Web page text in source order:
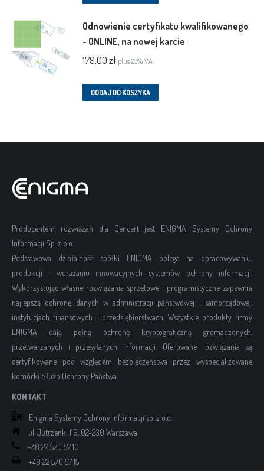
Odnowienie certyfikatu kwalifikowanego
- ONLINE, na nowej karcie
179,00zł plus 23% VAT
DODAJ DO KOSZYKA
Producentem rozwiązań dla Cencert jest ENIGMA Systemy Ochrony
Informacji Sp. z o.o.
Podstawowa działalność spółki ENIGMA polega na opracowywaniu,
produkcji i wdrażaniu innowacyjnych systemów ochrony informacji.
Wykorzystując własne rozwiązania sprzętowe i programistyczne zapewnia
najlepszą ochronę danych w administracji państwowej i samorządowej,
instytucjach finansowych i przedsiębiorstwach. Wszystkie produkty firmy
ENIGMA dają pełną ochronę kryptograficzną gromadzonych,
przetwarzanych i przesyłanych informacji. Oferowane rozwiązania są
certyfikowane pod względem bezpieczeństwa przez wyspecjalizowane
komórki Służb Ochrony Państwa.
KONTAKT
Enigma Systemy Ochrony Informacji sp. z o.o.
ul. Jutrzenki 116, 02-230 Warszawa
+48 22 570 57 10
+48 22 570 57 15